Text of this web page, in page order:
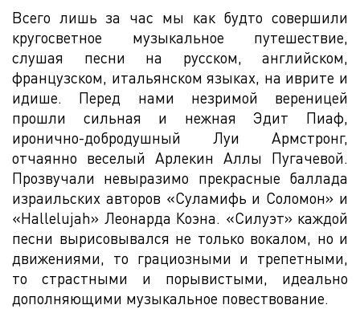
Всего лишь за час мы как будто совершили
кругосветное музыкальное путешествие,
слушая песни на русском, английском,
французском, итальянском языках, на иврите и
идише. Перед нами незримой вереницей
прошли сильная и нежная Эдит Пиаф,
иронично-добродушный Луи Армстронг,
отчаянно веселый Арлекин Аллы Пугачевой.
Прозвучали невыразимо прекрасные баллада
израильских авторов «Суламифь и Соломон» и
«Hallelujah» Леонарда Коэна. «Силуэт» каждой
песни вырисовывался не только вокалом, но и
движениями, то грациозными и трепетными,
то страстными и порывистыми, идеально
дополняющими музыкальное повествование.